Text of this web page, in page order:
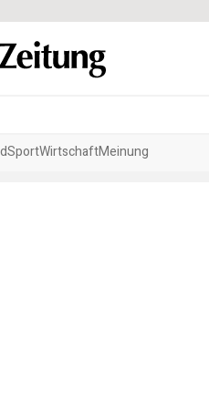
SportWirtschaftMeinung